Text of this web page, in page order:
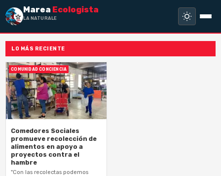
Marea Ecologista
LA NATURALEZA N
LO MÁS RECIENTE
COMUNIDAD CONCIENCIA
Comedores Sociales
promueve recolección de
alimentos en apoyo a
proyectos contra el
hambre
"Con las recolectas podemos